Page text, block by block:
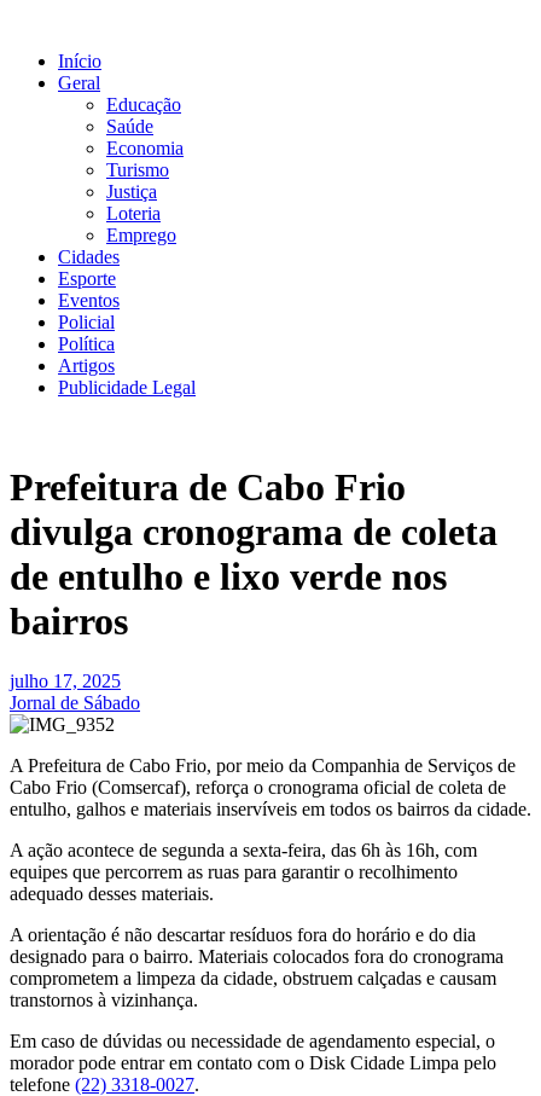
conteúdo
Início
Geral
Educação
Saúde
Economia
Turismo
Justiça
Loteria
Emprego
Cidades
Esporte
Eventos
Policial
Política
Artigos
Publicidade Legal
Prefeitura de Cabo Frio
divulga cronograma de coleta
de entulho e lixo verde nos
bairros
julho 17, 2025
Jornal de Sábado
A Prefeitura de Cabo Frio, por meio da Companhia de Serviços de
Cabo Frio (Comsercaf), reforça o cronograma oficial de coleta de
entulho, galhos e materiais inservíveis em todos os bairros da cidade.
A ação acontece de segunda a sexta-feira, das 6h às 16h, com
equipes que percorrem as ruas para garantir o recolhimento
adequado desses materiais.
A orientação é não descartar resíduos fora do horário e do dia
designado para o bairro. Materiais colocados fora do cronograma
comprometem a limpeza da cidade, obstruem calçadas e causam
transtornos à vizinhança.
Em caso de dúvidas ou necessidade de agendamento especial, o
morador pode entrar em contato com o Disk Cidade Limpa pelo
telefone (22) 3318-0027.